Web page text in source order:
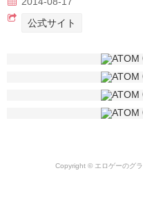
公式サイト
Copyright © エロゲーのグ